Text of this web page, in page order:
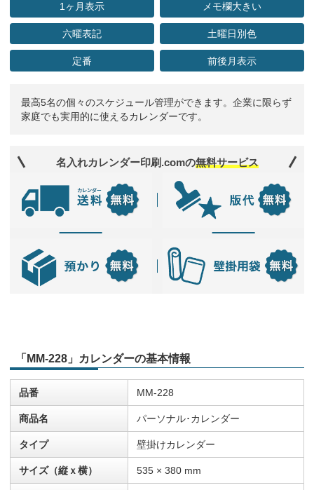
1ヶ月表示 メモ欄大きい
六曜表記 土曜日別色
定番 前後月表示
最高5名の個々のスケジュール管理ができます。企業に限らず
家庭でも実用的に使えるカレンダーです。
名入れカレンダー印刷.comの無料サービス
「MM-228」カレンダーの基本情報
品番 MM-228
商品名 パーソナル･カレンダー
タイプ 壁掛けカレンダー
サイズ（縦ｘ横） 535 × 380 mm